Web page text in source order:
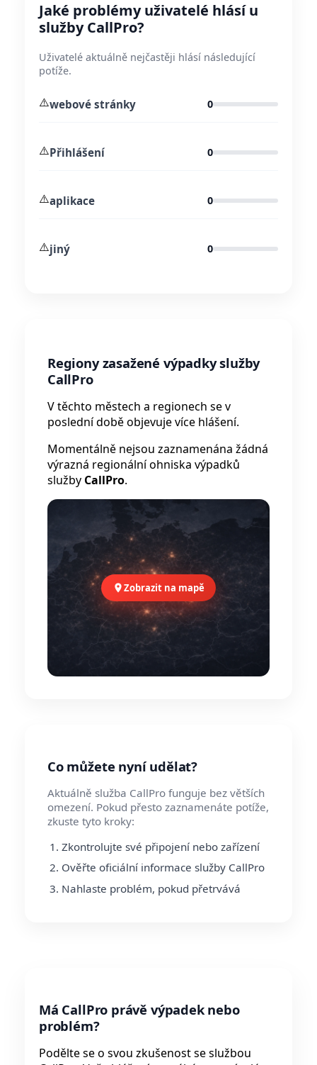
Jaké problémy uživatelé hlásí u
služby CallPro?
Uživatelé aktuálně nejčastěji hlásí následující
potíže.
⚠️webové stránky 0
⚠️Přihlášení 0
⚠️aplikace 0
⚠️jiný 0
Regiony zasažené výpadky služby
CallPro
V těchto městech a regionech se v
poslední době objevuje více hlášení.
Momentálně nejsou zaznamenána žádná
výrazná regionální ohniska výpadků
služby CallPro.
Zobrazit na mapě
Co můžete nyní udělat?
Aktuálně služba CallPro funguje bez větších
omezení. Pokud přesto zaznamenáte potíže,
zkuste tyto kroky:
Zkontrolujte své připojení nebo zařízení
Ověřte oficiální informace služby CallPro
Nahlaste problém, pokud přetrvává
Má CallPro právě výpadek nebo
problém?
Podělte se o svou zkušenost se službou